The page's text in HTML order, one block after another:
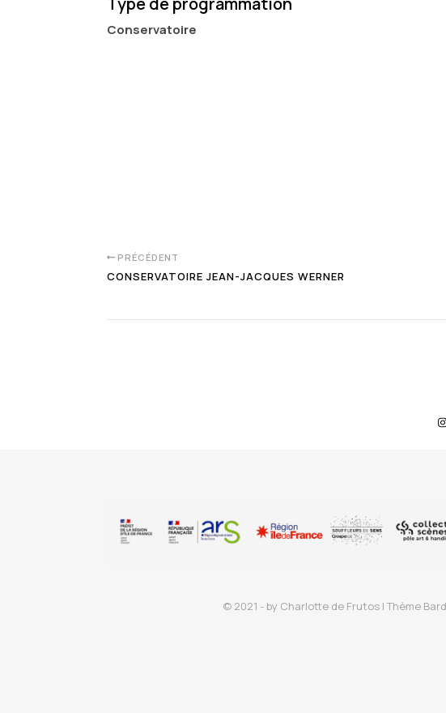
Conservatoire
PRÉCÉDENT
CONSERVATOIRE JEAN-JACQUES WERNER
© 2021 - by Charlotte de Frutos |Thème